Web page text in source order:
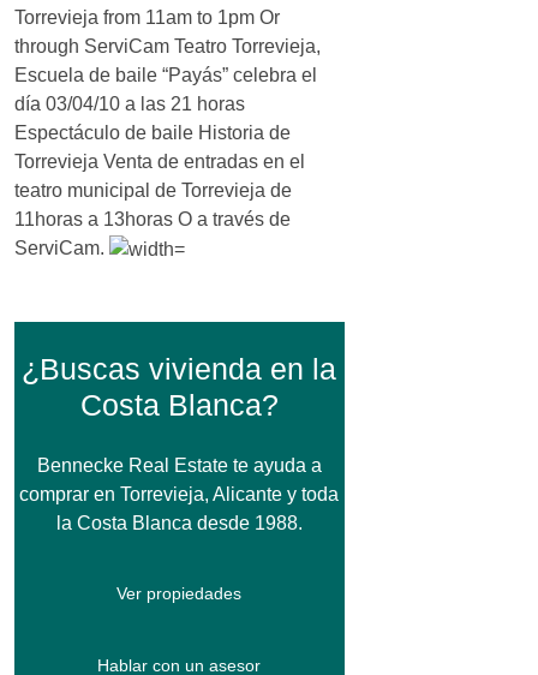
Torrevieja from 11am to 1pm Or
through ServiCam Teatro Torrevieja,
Escuela de baile “Payás” celebra el
día 03/04/10 a las 21 horas
Espectáculo de baile Historia de
Torrevieja Venta de entradas en el
teatro municipal de Torrevieja de
11horas a 13horas O a través de
ServiCam.
¿Buscas vivienda en la
Costa Blanca?
Bennecke Real Estate te ayuda a
comprar en Torrevieja, Alicante y toda
la Costa Blanca desde 1988.
Ver propiedades
Hablar con un asesor